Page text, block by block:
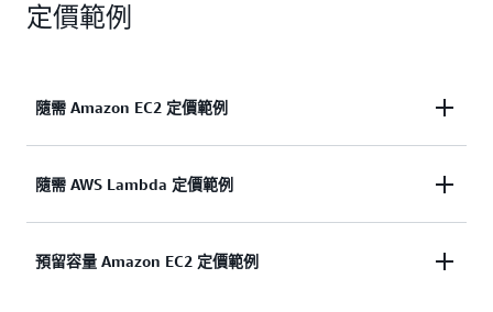
定價範例
隨需 Amazon EC2 定價範例
如果在一個月內使用 build.general1.small 執行 100
隨需 AWS Lambda 定價範例
如果在一個月內使用 lambda.arm.1GB 執行 100 個組
預留容量 Amazon EC2 定價範例